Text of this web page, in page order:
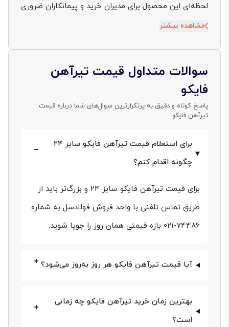
لحظه‌ای این محصول برای مدیران خرید و پیمانکاران ضروری
است‌ تیرآهن فایکو که توسط مجتمع فولاد البرز ایرانیان
ترکیب شیمیایی و شکل‌دهی گرم در پروژه‌های ساختمانی
و صنعتی جایگاه ویژه‌ای یافته است. این تیرآهن‌ها مطابق
استانداردهای ملی و بین‌المللی همچون IPE و IPB ساخته
و ایمنی سازه را تضمین می‌کنند. با ما همراه باشید تا
علاوه‌بر مشاهده قیمت لحظه‌ای و روز تیرآهن فایکو
مشاهده بیشتر
سوالات متداول قیمت تیرآهن
فایکو
پاسخ کوتاه و دقیق به پرتکرارترین سوال‌های شما درباره قیمت
تیرآهن فایکو.
برای استعلام قیمت تیرآهن فایکو سایز ۲۴
چگونه اقدام کنم؟
برای قیمت تیرآهن فایکو سایز ۲۴ و بزرگ‌تر باید از
طریق تماس تلفنی با واحد فروش فولادسل به شماره
74486-021 بازه قیمتی همان روز را جویا شوید.
آیا قیمت تیرآهن فایکو هر روز به‌روز می‌شود؟
بهترین زمان خرید تیرآهن فایکو چه زمانی
است؟